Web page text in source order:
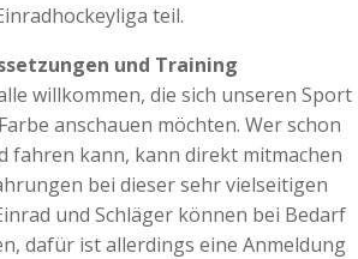
teil.
und Training
willkommen, die sich unseren Sport
anschauen möchten. Wer schon
fahren kann, kann direkt mitmachen
bei dieser sehr vielseitigen
und Schläger können bei Bedarf
dafür ist allerdings eine Anmeldung